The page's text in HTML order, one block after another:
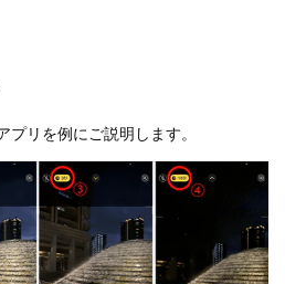
リを例にご説明します。